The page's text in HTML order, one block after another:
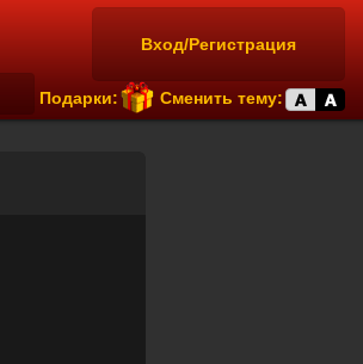
Вход/Регистрация
Подарки: Сменить тему: